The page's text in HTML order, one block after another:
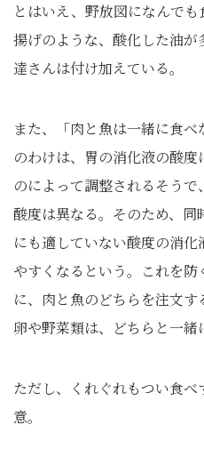
とはいえ、野放図になんで
揚げのような、酸化した油
達さんは付け加えている。
また、「肉と魚は一緒に食
のわけは、胃の消化液の酸
のによって調整されるそう
酸度は異なる。そのため、
にも適していない酸度の消
やすくなるという。これを
に、肉と魚のどちらを注文す
卵や野菜類は、どちらと一緒
ただし、くれぐれもつい食
意。